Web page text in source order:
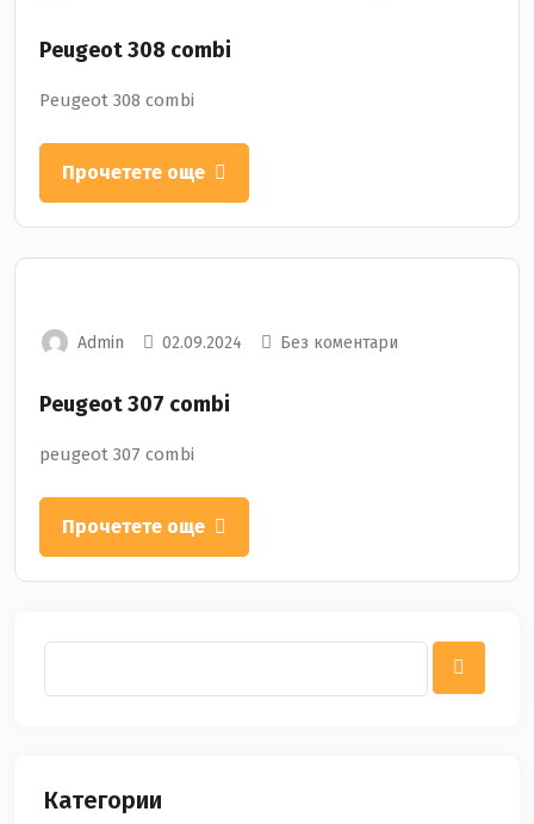
Peugeot 308 combi
Peugeot 308 combi
Прочетете още
Admin 02.09.2024 Без коментари
Peugeot 307 combi
peugeot 307 combi
Прочетете още
Категории